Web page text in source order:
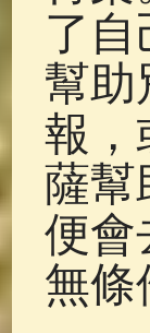
了自
幫助
報，
薩幫
便會
無條